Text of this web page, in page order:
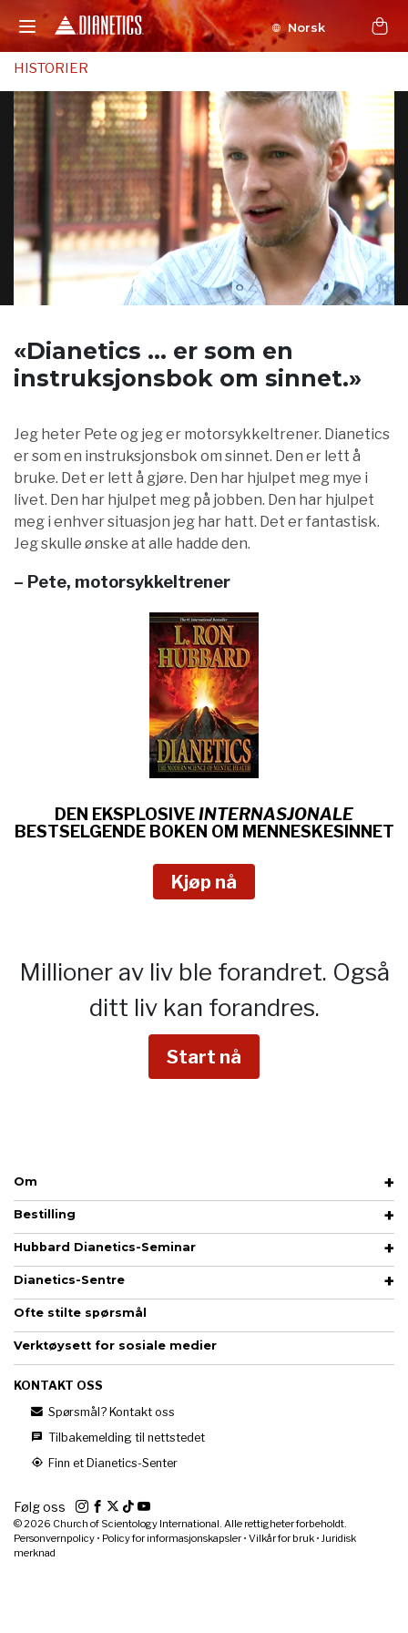
Norsk
HISTORIER
«Dianetics ... er som en
instruksjonsbok om sinnet.»
Jeg heter Pete og jeg er motorsykkeltrener. Dianetics
er som en instruksjonsbok om sinnet. Den er lett å
bruke. Det er lett å gjøre. Den har hjulpet meg mye i
livet. Den har hjulpet meg på jobben. Den har hjulpet
meg i enhver situasjon jeg har hatt. Det er fantastisk.
Jeg skulle ønske at alle hadde den.
– Pete, motorsykkeltrener
DEN EKSPLOSIVEINTERNASJONALE
BESTSELGENDE BOKEN OM MENNESKESINNET
Kjøp nå
Millioner av liv ble forandret. Også
ditt liv kan forandres.
Start nå
Om
Bestilling
Hubbard Dianetics-Seminar
Dianetics-Sentre
Ofte stilte spørsmål
Verktøysett for sosiale medier
KONTAKT OSS
Spørsmål? Kontakt oss
Tilbakemelding til nettstedet
Finn et Dianetics-Senter
Følg oss
© 2026 Church of Scientology International. Alle rettigheter forbeholdt.
Personvernpolicy • Policy for informasjonskapsler• Vilkår for bruk • Juridisk
merknad